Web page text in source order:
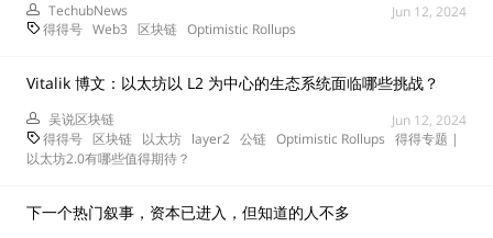
TechubNews
Jun 12, 2024
得得号 Web3 区块链 Optimistic Rollups
Vitalik 博文：以太坊以 L2 为中心的生态系统面临哪些挑战？
吴说区块链
Jun 12, 2024
得得号 区块链 以太坊 layer2 公链 Optimistic Rollups 得得专题 |
以太坊2.0有哪些值得期待？
下一个热门叙事，资本已进入，但知道的人不多